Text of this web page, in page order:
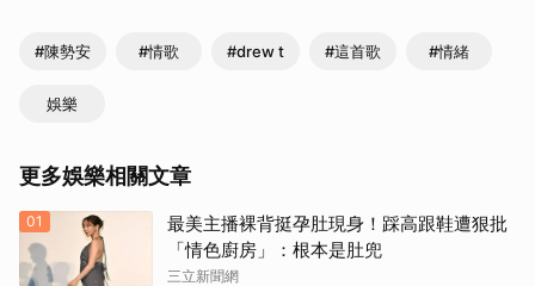
#陳勢安 #情歌 #drew t #這首歌 #情緒
娛樂
更多娛樂相關文章
01
最美主播裸背挺孕肚現身！踩高跟鞋遭狠批
「情色廚房」：根本是肚兜
三立新聞網